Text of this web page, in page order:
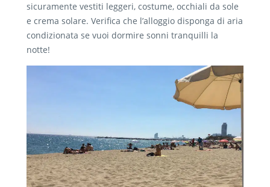
sicuramente vestiti leggeri, costume, occhiali da sole
e crema solare. Verifica che l’alloggio disponga di aria
condizionata se vuoi dormire sonni tranquilli la
notte!